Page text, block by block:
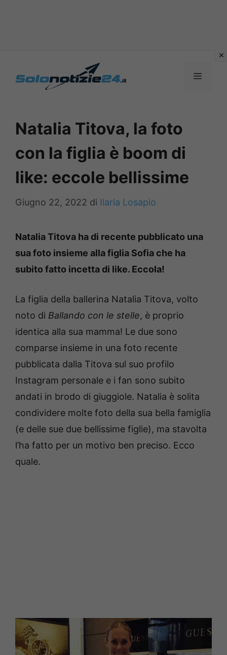
MENU
Natalia Titova, la foto
con la figlia è boom di
like: eccole bellissime
Giugno 22, 2022 di Ilaria Losapio
Natalia Titova ha di recente pubblicato una
sua foto insieme alla figlia Sofia che ha
subito fatto incetta di like. Eccola!
La figlia della ballerina Natalia Titova, volto
noto di Ballando con le stelle, è proprio
identica alla sua mamma! Le due sono
comparse insieme in una foto recente
pubblicata dalla Titova sul suo profilo
Instagram personale e i fan sono subito
andati in brodo di giuggiole. Natalia è solita
condividere molte foto della sua bella famiglia
(e delle sue due bellissime figlie), ma stavolta
l’ha fatto per un motivo ben preciso. Ecco
quale.